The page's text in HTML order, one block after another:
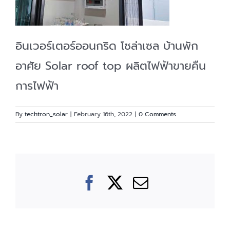
อินเวอร์เตอร์ออนกริด โซล่าเซล บ้านพัก
อาศัย Solar roof top ผลิตไฟฟ้าขายคืน
การไฟฟ้า
By techtron_solar | February 16th, 2022 | 0 Comments
Facebook
X Email